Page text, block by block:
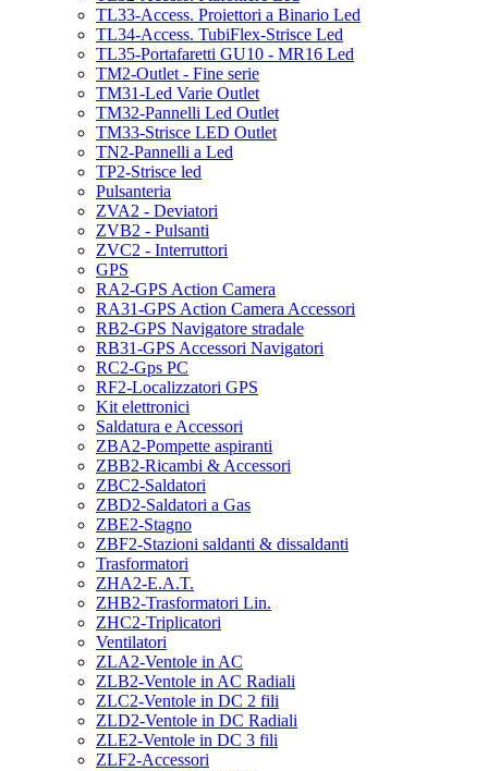
TL33-Access. Proiettori a Binario Led
TL34-Access. TubiFlex-Strisce Led
TL35-Portafaretti GU10 - MR16 Led
TM2-Outlet - Fine serie
TM31-Led Varie Outlet
TM32-Pannelli Led Outlet
TM33-Strisce LED Outlet
TN2-Pannelli a Led
TP2-Strisce led
Pulsanteria
ZVA2 - Deviatori
ZVB2 - Pulsanti
ZVC2 - Interruttori
GPS
RA2-GPS Action Camera
RA31-GPS Action Camera Accessori
RB2-GPS Navigatore stradale
RB31-GPS Accessori Navigatori
RC2-Gps PC
RF2-Localizzatori GPS
Kit elettronici
Saldatura e Accessori
ZBA2-Pompette aspiranti
ZBB2-Ricambi & Accessori
ZBC2-Saldatori
ZBD2-Saldatori a Gas
ZBE2-Stagno
ZBF2-Stazioni saldanti & dissaldanti
Trasformatori
ZHA2-E.A.T.
ZHB2-Trasformatori Lin.
ZHC2-Triplicatori
Ventilatori
ZLA2-Ventole in AC
ZLB2-Ventole in AC Radiali
ZLC2-Ventole in DC 2 fili
ZLD2-Ventole in DC Radiali
ZLE2-Ventole in DC 3 fili
ZLF2-Accessori